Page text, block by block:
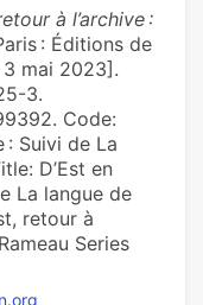
à l’archive :
: Éditions de
mai 2023].
3.
Code:
: Suivi de La
D’Est en
La langue de
retour à
Series